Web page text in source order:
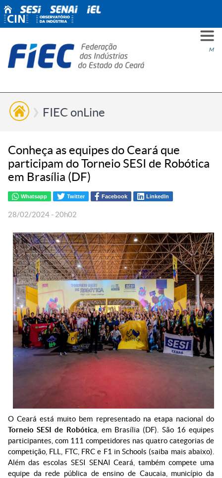
Menu
VOCÊ
ESG
NÓS
FIEC onLine
Conheça as equipes do Ceará que
participam do Torneio SESI de Robótica
em Brasília (DF)
Whatsapp Twitter Facebook LinkedIn
28/02/2024 - 20h02
O Ceará está muito bem representado na etapa nacional do
Torneio SESI de Robótica , em Brasília (DF). São 16 equipes
participantes, com 111 competidores nas quatro categorias de
competição, FLL, FTC, FRC e F1 in Schools (saiba mais abaixo).
Além das escolas SESI SENAI Ceará, também compete uma
equipe da rede pública de ensino de Caucaia, município da